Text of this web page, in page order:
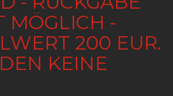
MÖGLICH -
200 EUR.
KEINE